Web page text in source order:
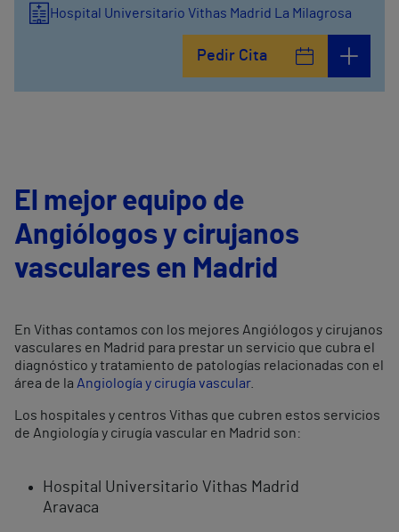
Hospital Universitario Vithas Madrid La Milagrosa
Pedir Cita
El mejor equipo de
Angiólogos y cirujanos
vasculares en Madrid
En Vithas contamos con los mejores Angiólogos y cirujanos
vasculares en Madrid para prestar un servicio que cubra el
diagnóstico y tratamiento de patologías relacionadas con el
área de la Angiología y cirugía vascular.
Los hospitales y centros Vithas que cubren estos servicios
de Angiología y cirugía vascular en Madrid son:
Hospital Universitario Vithas Madrid
Aravaca